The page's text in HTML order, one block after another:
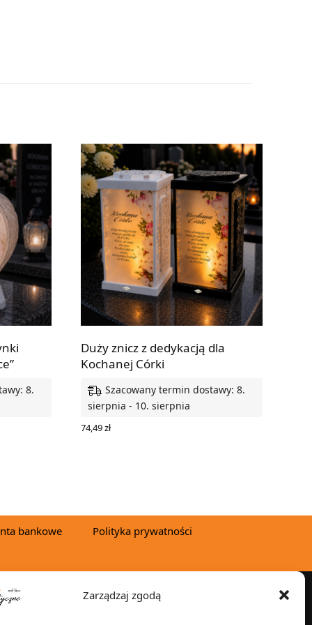
Zarządzaj zgodą
8.
Duży znicz z dedykacją dla
Kochanej Córki
Szacowany termin dostawy: 8.
sierpnia - 10. sierpnia
74,49zł
bankowe
Polityka prywatności